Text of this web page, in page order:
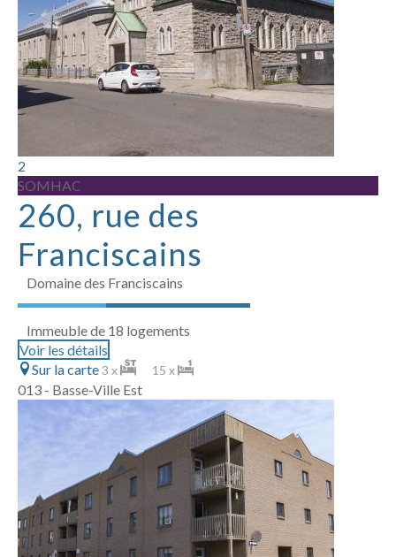
2
SOMHAC
260, rue des
Franciscains
Domaine des Franciscains
Immeuble de 18 logements
Voir les détails
Sur la carte3 x 15 x
013 - Basse-Ville Est